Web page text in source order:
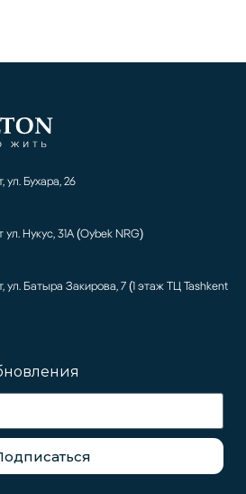
ул. Бухара, 26
ул. Нукус, 31А (Oybek NRG)
ул. Батыра Закирова, 7 (1 этаж ТЦ Tashkent